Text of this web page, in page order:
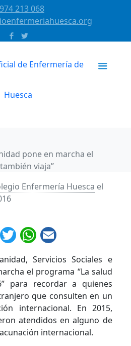
974 213 068
pone en marcha el
viaja”
Enfermería Huesca el
Facebook
TwitterWhatsApp
Servicios Sociales e
el programa “La salud
para recordar a quienes
que consulten en un
internacional. En 2015,
atendidos en alguno de
internacional.